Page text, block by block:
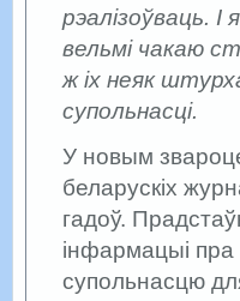
рэалізоўваць.
вельмі чакаю
ж іх неяк
супольнасці.
У новым
беларускіх
гадоў.
інфармацыі пра
супольнасцю